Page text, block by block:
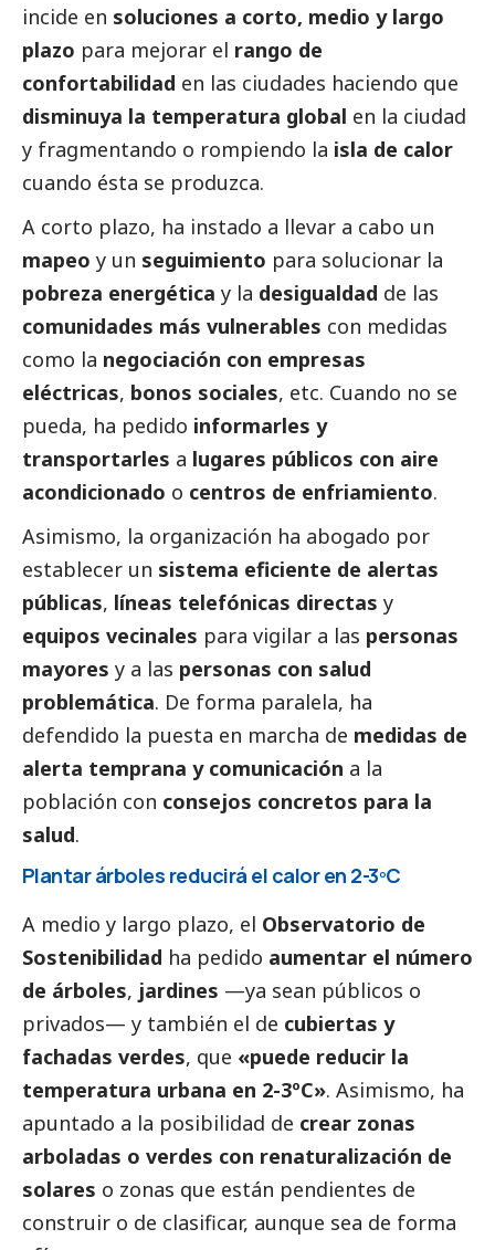
incide en soluciones a corto, medio y largo
plazo para mejorar el rango de
confortabilidad en las ciudades haciendo que
disminuya la temperatura global en la ciudad
y fragmentando o rompiendo la isla de calor
cuando ésta se produzca.
A corto plazo, ha instado a llevar a cabo un
mapeo y un seguimiento para solucionar la
pobreza energética y la desigualdad de las
comunidades más vulnerables con medidas
como la negociación con empresas
eléctricas, bonos sociales, etc. Cuando no se
pueda, ha pedido informarles y
transportarles a lugares públicos con aire
acondicionado o centros de enfriamiento.
Asimismo, la organización ha abogado por
establecer un sistema eficiente de alertas
públicas, líneas telefónicas directas y
equipos vecinales para vigilar a las personas
mayores y a las personas con salud
problemática. De forma paralela, ha
defendido la puesta en marcha de medidas de
alerta temprana y comunicación a la
población con consejos concretos para la
salud.
Plantar árboles reducirá el calor en 2-3ºC
A medio y largo plazo, el Observatorio de
Sostenibilidad ha pedido aumentar el número
de árboles, jardines —ya sean públicos o
privados— y también el de cubiertas y
fachadas verdes, que «puede reducir la
temperatura urbana en 2-3ºC». Asimismo, ha
apuntado a la posibilidad de crear zonas
arboladas o verdes con renaturalización de
solares o zonas que están pendientes de
construir o de clasificar, aunque sea de forma